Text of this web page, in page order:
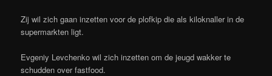
Zij wil zich gaan inzetten voor de plofkip die als kiloknaller in de
supermarkten ligt.
Evgeniy Levchenko wil zich inzetten om de jeugd wakker te
schudden over fastfood.